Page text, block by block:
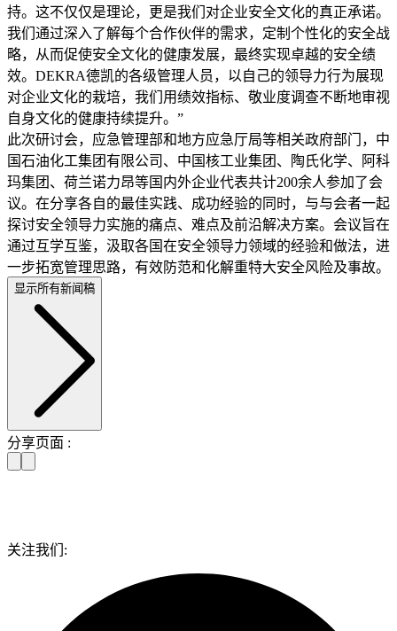
持。这不仅仅是理论，更是我们对企业安全文化的真正承诺。
我们通过深入了解每个合作伙伴的需求，定制个性化的安全战
略，从而促使安全文化的健康发展，最终实现卓越的安全绩
效。DEKRA德凯的各级管理人员，以自己的领导力行为展现
对企业文化的栽培，我们用绩效指标、敬业度调查不断地审视
自身文化的健康持续提升。”
此次研讨会，应急管理部和地方应急厅局等相关政府部门，中
国石油化工集团有限公司、中国核工业集团、陶氏化学、阿科
玛集团、荷兰诺力昂等国内外企业代表共计200余人参加了会
议。在分享各自的最佳实践、成功经验的同时，与与会者一起
探讨安全领导力实施的痛点、难点及前沿解决方案。会议旨在
通过互学互鉴，汲取各国在安全领导力领域的经验和做法，进
一步拓宽管理思路，有效防范和化解重特大安全风险及事故。
显示所有新闻稿
分享页面 :
关注我们: